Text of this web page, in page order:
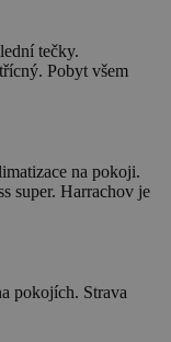
tečky.
Pobyt všem
na pokoji.
super. Harrachov je
pokojích. Strava